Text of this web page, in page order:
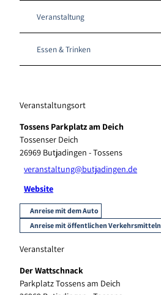
Veranstaltung
Essen & Trinken
Veranstaltungsort
Tossens Parkplatz am Deich
Tossenser Deich
26969 Butjadingen - Tossens
veranstaltung@butjadingen.de
Website
Anreise mit dem Auto
Anreise mit öffentlichen Verkehrsmitteln
Veranstalter
Der Wattschnack
Parkplatz Tossens am Deich